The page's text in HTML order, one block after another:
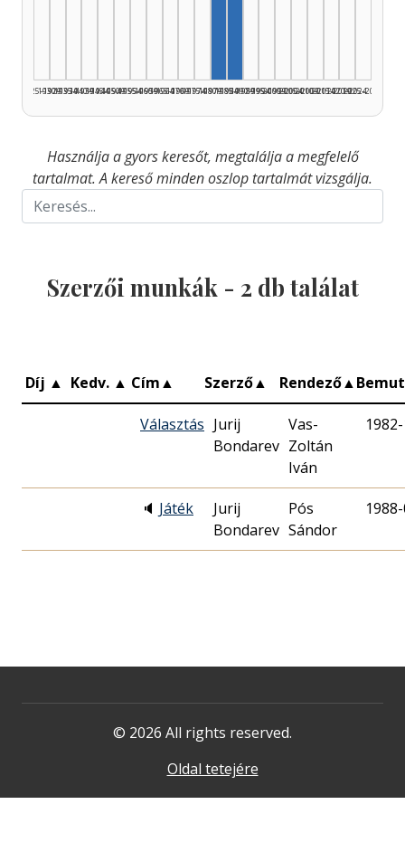
1925–1929
1930–1934
1935–1939
1940–1944
1945–1949
1950–1954
1955–1959
1960–1964
1965–1969
1970–1974
1975–1979
1980–1984
1985–1989
1990–1994
1995–1999
2000–2004
2005–2009
2010–2014
2015–2019
2020–2024
2025–2026
Használja a gyors keresőt, megtalálja a megfelelő
tartalmat. A kereső minden oszlop tartalmát vizsgálja.
Szerzői munkák - 2 db találat
Díj ▲ Kedv. ▲ Cím▲ Szerző▲ Rendező▲
Választás Jurij
Bondarev
Vas-
Zoltán
Iván
🔈 Játék
Jurij
Bondarev
Pós
Sándor
© 2026 All rights reserved.
Oldal tetejére